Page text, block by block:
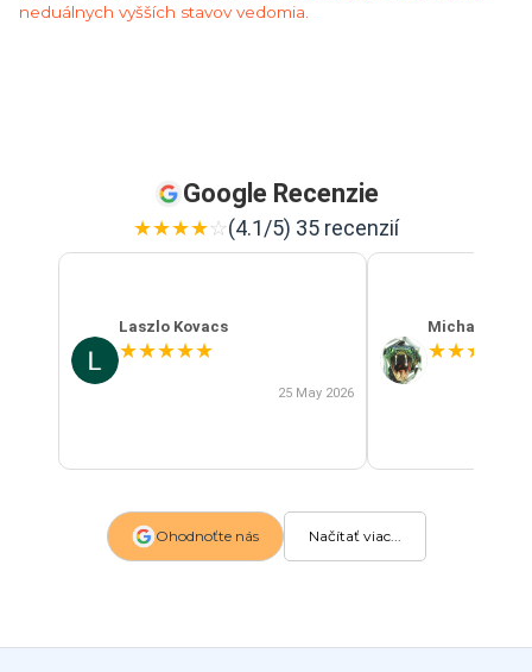
neduálnych vyšších stavov vedomia.
Google Recenzie
★★★★☆(4.1/5) 35 recenzií
Laszlo Kovacs
★★★★★
25 May 2026
Michal Szabo
★★★
Ohodnoťte nás Načítať viac...